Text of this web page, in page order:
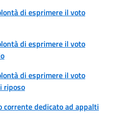
di esprimere il voto
di esprimere il voto
di esprimere il voto
riposo
corrente dedicato ad appalti